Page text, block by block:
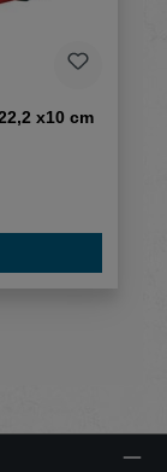
x10 cm